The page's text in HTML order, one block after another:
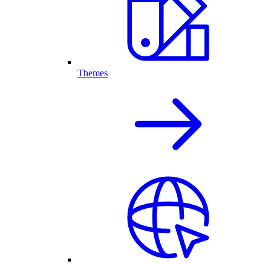
Themes